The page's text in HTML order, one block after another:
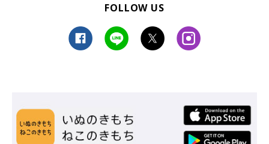
FOLLOW US